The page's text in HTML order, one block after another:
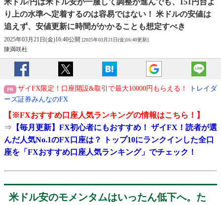
米ドル/円は米ドル安が一服して調整が進んでも、151円 台よ
り上の水準へ定着するのは容易ではない！ 米ドルの安値は
追えず、安値更新に時間がかかることも想定すべき
2025年03月21日(金)16:40公開 [2025年03月21日(金)16:40更新]
陳満咲杜
ザイFX限定！口座開設&取引で最大10000円もらえる！
トレイダ
ーズ証券みんなのFX
【※FXおすすめ口座人気ランキングの情報はこちら！】
⇒ 【毎月更新】FX初心者にもおすすめ！ ザイFX！読者が選
んだ人気No.1のFX口座は？ トップ10にランクインした全口
座を「FXおすすめ口座人気ランキング」でチェック！
米ドル安のモメンタムはいったん低下へ。た